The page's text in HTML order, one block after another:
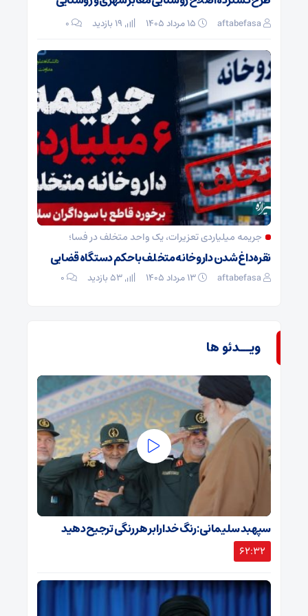
aftabefasa ۰
جریمه میلیاردی تعزیرات، یک واحد متخلف در فسا؛
نقره‌داغ شدن داروخانه متخلف با حکم دستگاه قضایی
aftabefasa ۰
ویــدئو ها
سپهبد سلیمانی: رنگ خدا را بر هر رنگی ترجیح دهید
62:32